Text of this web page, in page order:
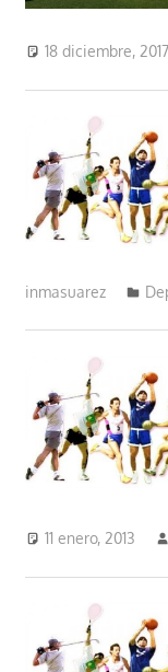
18 diciembre, 2017
inmasuarez
11 enero, 2013